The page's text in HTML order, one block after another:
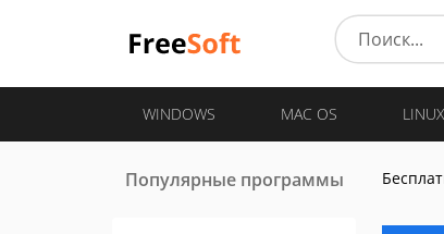
WINDOWS MAC OS LINUX
Популярные программы